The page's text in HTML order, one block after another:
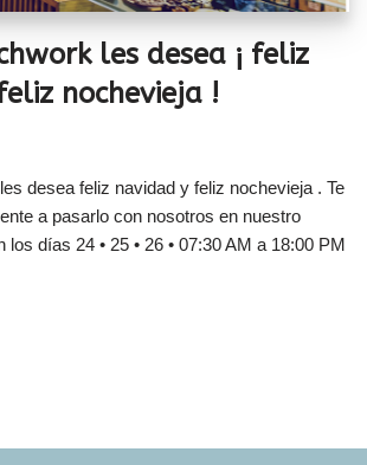
les desea ¡ feliz
nochevieja !
desea feliz navidad y feliz nochevieja . Te
a pasarlo con nosotros en nuestro
los días 24 • 25 • 26 • 07:30 AM a 18:00 PM